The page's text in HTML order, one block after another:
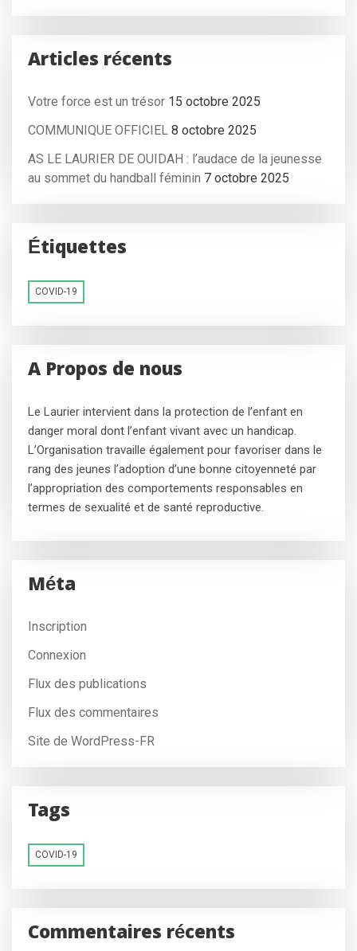
Articles récents
Votre force est un trésor 15 octobre 2025
COMMUNIQUE OFFICIEL 8 octobre 2025
AS LE LAURIER DE OUIDAH : l’audace de la jeunesse
au sommet du handball féminin 7 octobre 2025
Étiquettes
COVID-19
A Propos de nous
Le Laurier intervient dans la protection de l’enfant en
danger moral dont l’enfant vivant avec un handicap.
L’Organisation travaille également pour favoriser dans le
rang des jeunes l’adoption d’une bonne citoyenneté par
l’appropriation des comportements responsables en
termes de sexualité et de santé reproductive.
Méta
Inscription
Connexion
Flux des publications
Flux des commentaires
Site de WordPress-FR
Tags
COVID-19
Commentaires récents